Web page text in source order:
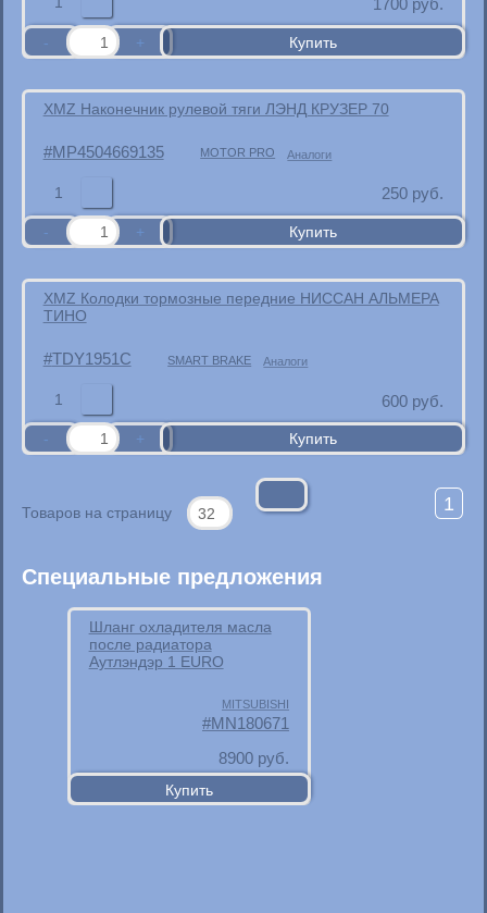
XMZ Наконечник рулевой тяги ЛЭНД КРУЗЕР 70
MP4504669135 MOTOR PRO Аналоги
1 250 руб.
XMZ Колодки тормозные передние НИССАН АЛЬМЕРА
ТИНО
TDY1951C SMART BRAKE Аналоги
1 600 руб.
Товаров на страницу 1
Специальные предложения
Шланг охладителя масла
после радиатора
Аутлэндэр 1 EURO
MITSUBISHI
MN180671
8900 руб.